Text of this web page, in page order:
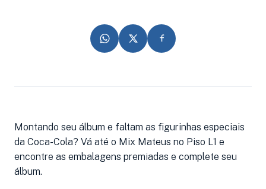
Montando seu álbum e faltam as figurinhas especiais
da Coca-Cola? Vá até o Mix Mateus no Piso L1 e
encontre as embalagens premiadas e complete seu
álbum.